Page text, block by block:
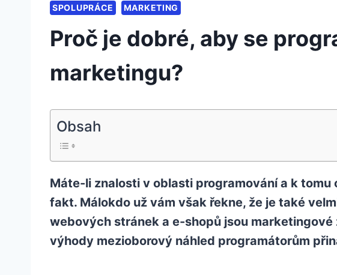
SPOLUPRÁCE MARKETING
Proč je dobré, aby se
marketingu?
Obsah
Máte-li znalosti v oblasti programování a k
fakt. Málokdo už vám však řekne, že je také
webových stránek a e-shopů jsou
výhody mezioborový náhled programátorům